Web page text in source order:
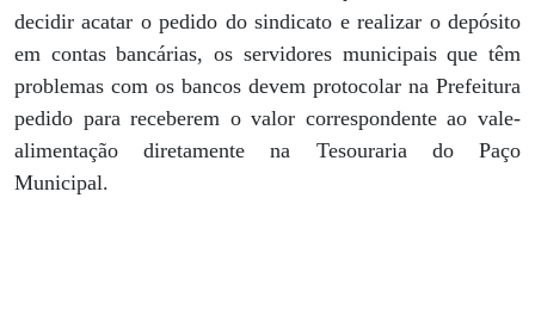
decidir acatar o pedido do sindicato e realizar o depósito
em contas bancárias, os servidores municipais que têm
problemas com os bancos devem protocolar na Prefeitura
pedido para receberem o valor correspondente ao vale-
alimentação diretamente na Tesouraria do Paço
Municipal.